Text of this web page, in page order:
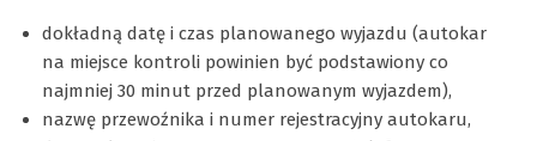
dokładną datę i czas planowanego wyjazdu (autokar
na miejsce kontroli powinien być podstawiony co
najmniej 30 minut przed planowanym wyjazdem),
nazwę przewoźnika i numer rejestracyjny autokaru,